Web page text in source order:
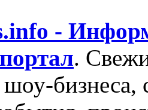
-
.
бизнеса,